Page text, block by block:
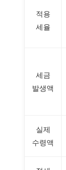
적용
세율
세금
발생액
실제
수령액